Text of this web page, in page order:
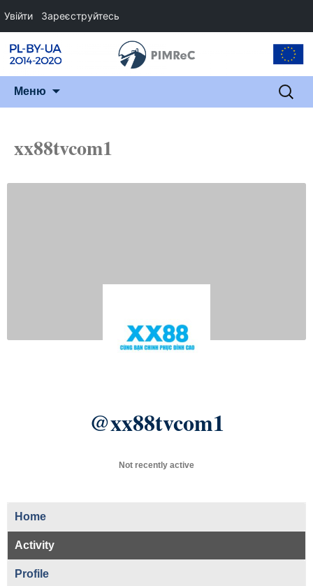
Меню
xx88tvcom1
@xx88tvcom1
Not recently active
Home
Activity
Profile
Увійти Зареєструйтесь